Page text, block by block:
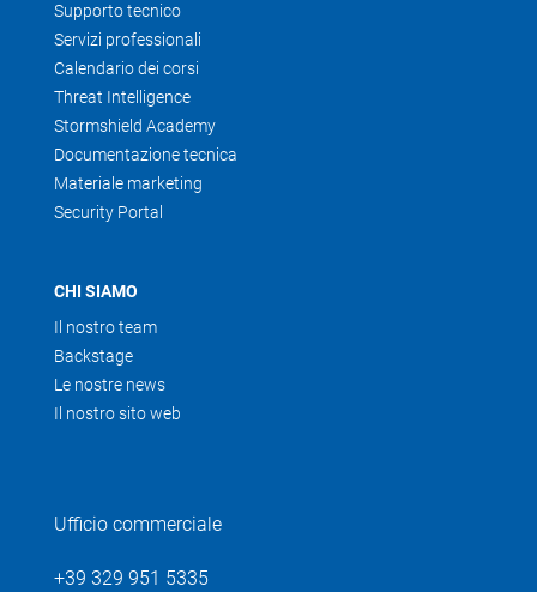
Supporto tecnico
Servizi professionali
Calendario dei corsi
Threat Intelligence
Stormshield Academy
Documentazione tecnica
Materiale marketing
Security Portal
CHI SIAMO
Il nostro team
Backstage
Le nostre news
Il nostro sito web
Ufficio commerciale
+39 329 951 5335